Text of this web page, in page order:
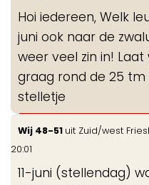
Hoi iedereen, Welk
juni ook naar de
weer veel zin in!
graag rond de 25 tm
stelletje
Wij 48-51 uit Zuid/west
20:01
11-juni (stellendag)